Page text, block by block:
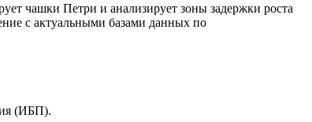
чашки Петри и анализирует зоны задержки роста
с актуальными базами данных по
(ИБП).